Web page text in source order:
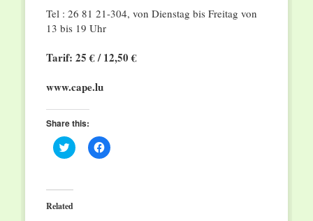
Tel : 26 81 21-304, von Dienstag bis Freitag von
13 bis 19 Uhr
Tarif: 25 € / 12,50 €
www.cape.lu
Share this:
Click
to
(Opens
in
new
Click
to
Related